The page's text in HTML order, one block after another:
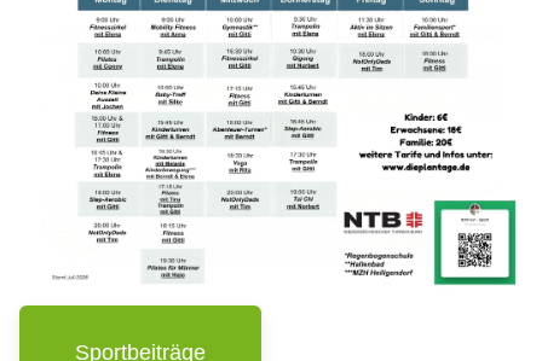
Sportbeiträge